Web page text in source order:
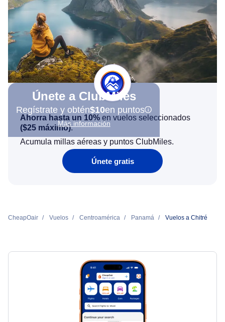
Únete a ClubMiles
Regístrate y obtén$10en puntos
Más información
Ahorra hasta un 10% en vuelos seleccionados
($25 máximo).
Acumula millas aéreas y puntos ClubMiles.
Únete gratis
CheapOair Vuelos Centroamérica Panamá Vuelos a Chitré